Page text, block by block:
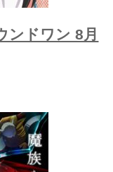
ドワン 8月